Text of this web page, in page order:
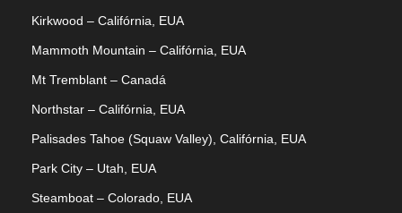
Kirkwood – Califórnia, EUA
Mammoth Mountain – Califórnia, EUA
Mt Tremblant – Canadá
Northstar – Califórnia, EUA
Palisades Tahoe (Squaw Valley), Califórnia, EUA
Park City – Utah, EUA
Steamboat – Colorado, EUA